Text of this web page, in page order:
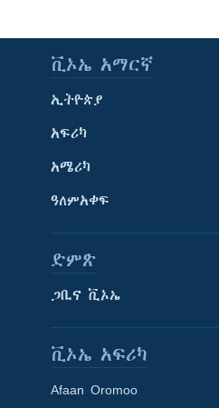
ቪኦኤ አማርኛ
ኢትዮጵያ
አፍሪካ
አሜሪካ
ዓለምአቀፍ
ድምጽ
ጋቢና ቪኦኤ
ቪኦኤ አፍሪካ
Afaan Oromoo